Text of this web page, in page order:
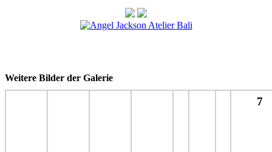
Weitere Bilder der Galerie
7